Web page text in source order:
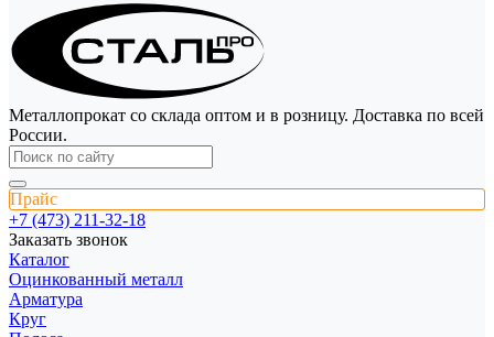
Металлопрокат со склада оптом и в розницу. Доставка по всей
России.
Прайс
+7 (473) 211-32-18
Заказать звонок
Каталог
Оцинкованный металл
Арматура
Круг